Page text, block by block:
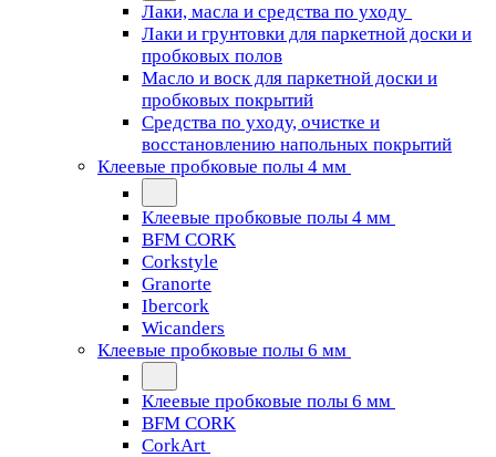
Лаки, масла и средства по уходу
Лаки и грунтовки для паркетной доски и
пробковых полов
Масло и воск для паркетной доски и
пробковых покрытий
Средства по уходу, очистке и
восстановлению напольных покрытий
Клеевые пробковые полы 4 мм
Клеевые пробковые полы 4 мм
BFM CORK
Corkstyle
Granorte
Ibercork
Wicanders
Клеевые пробковые полы 6 мм
Клеевые пробковые полы 6 мм
BFM CORK
CorkArt